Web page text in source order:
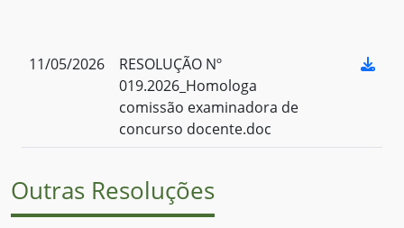
11/05/2026
RESOLUÇÃO Nº
019.2026_Homologa
comissão examinadora de
concurso docente.doc
Outras Resoluções